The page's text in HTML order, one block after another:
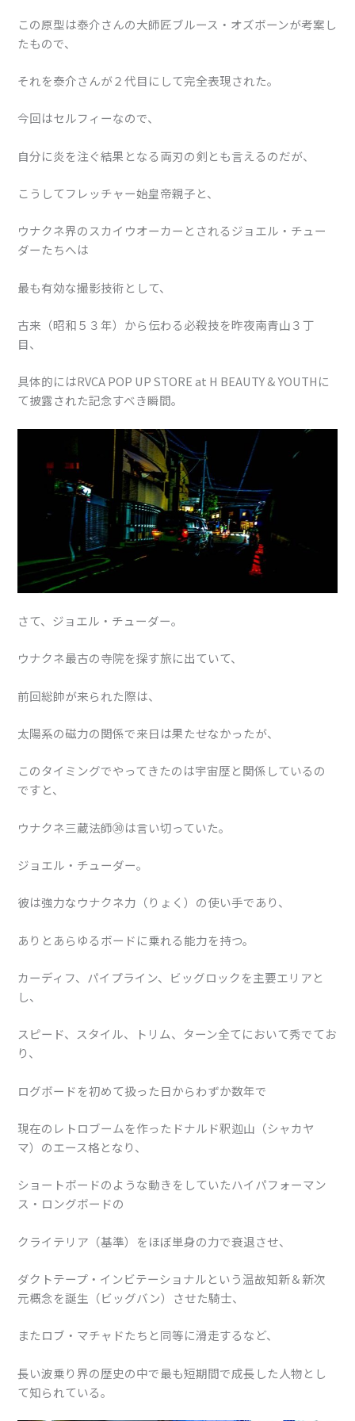
この原型は泰介さんの大師匠ブルース・オズボーンが考案し
たもので、
それを泰介さんが２代目にして完全表現された。
今回はセルフィーなので、
自分に炎を注ぐ結果となる両刃の剣とも言えるのだが、
こうしてフレッチャー始皇帝親子と、
ウナクネ界のスカイウオーカーとされるジョエル・チュー
ダーたちへは
最も有効な撮影技術として、
古来（昭和５３年）から伝わる必殺技を昨夜南青山３丁
目、
具体的にはRVCA POP UP STORE at H BEAUTY & YOUTHに
て披露された記念すべき瞬間。
さて、ジョエル・チューダー。
ウナクネ最古の寺院を探す旅に出ていて、
前回総帥が来られた際は、
太陽系の磁力の関係で来日は果たせなかったが、
このタイミングでやってきたのは宇宙歴と関係しているの
ですと、
ウナクネ三蔵法師㉚は言い切っていた。
ジョエル・チューダー。
彼は強力なウナクネ力（りょく）の使い手であり、
ありとあらゆるボードに乗れる能力を持つ。
カーディフ、パイプライン、ビッグロックを主要エリアと
し、
スピード、スタイル、トリム、ターン全てにおいて秀でてお
り、
ログボードを初めて扱った日からわずか数年で
現在のレトロブームを作ったドナルド釈迦山（シャカヤ
マ）のエース格となり、
ショートボードのような動きをしていたハイパフォーマン
ス・ロングボードの
クライテリア（基準）をほぼ単身の力で衰退させ、
ダクトテープ・インビテーショナルという温故知新＆新次
元概念を誕生（ビッグバン）させた騎士、
またロブ・マチャドたちと同等に滑走するなど、
長い波乗り界の歴史の中で最も短期間で成長した人物とし
て知られている。